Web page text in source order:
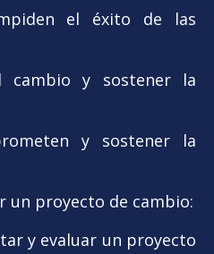
el éxito de las
cambio y sostener la
y sostener la
un proyecto de cambio:
y evaluar un proyecto